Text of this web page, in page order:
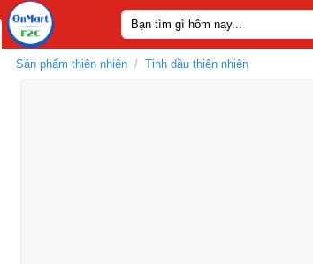
Tìm
kiếm:
Sản phẩm thiên nhiên / Tinh dầu thiên nhiên